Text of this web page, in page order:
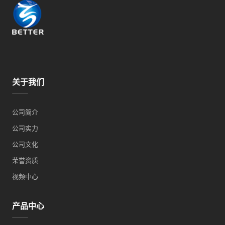
关于我们
公司简介
公司实力
公司文化
荣誉资质
视频中心
产品中心